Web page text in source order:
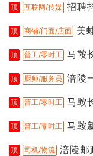
顶 互联网/传媒 招聘
顶 商铺/门面/店面 美
顶 普工/零时工 马鞍
顶 厨师/服务员 涪陵
顶 普工/零时工 马鞍
顶 普工/零时工 马鞍
顶 司机/物流 涪陵邮